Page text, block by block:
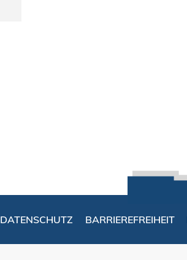
DATENSCHUTZ BARRIEREFREIHEIT